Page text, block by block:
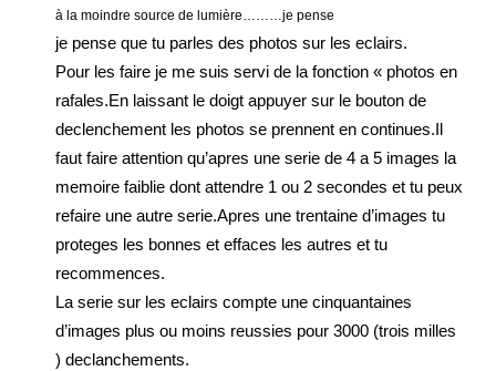
à la moindre source de lumière………je pense
je pense que tu parles des photos sur les eclairs.
Pour les faire je me suis servi de la fonction « photos en
rafales.En laissant le doigt appuyer sur le bouton de
declenchement les photos se prennent en continues.Il
faut faire attention qu’apres une serie de 4 a 5 images la
memoire faiblie dont attendre 1 ou 2 secondes et tu peux
refaire une autre serie.Apres une trentaine d’images tu
proteges les bonnes et effaces les autres et tu
recommences.
La serie sur les eclairs compte une cinquantaines
d’images plus ou moins reussies pour 3000 (trois milles
) declanchements.